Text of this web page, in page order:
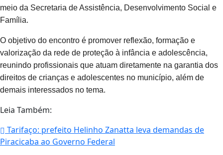
meio da Secretaria de Assistência, Desenvolvimento Social e
Família.
O objetivo do encontro é promover reflexão, formação e
valorização da rede de proteção à infância e adolescência,
reunindo profissionais que atuam diretamente na garantia dos
direitos de crianças e adolescentes no município, além de
demais interessados no tema.
Leia Também:
Tarifaço: prefeito Helinho Zanatta leva demandas de
Piracicaba ao Governo Federal